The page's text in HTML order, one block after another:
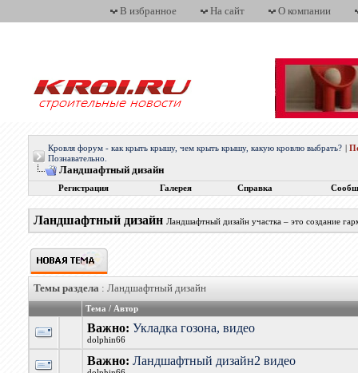
В избранное На сайт О компании
Кровля форум - как крыть крышу, чем крыть крышу, какую кровлю выбрать?
Познавательно.
Ландшафтный дизайн
Регистрация Галерея Справка
Ландшафтный дизайн Ландшафтный дизайн участка – это создание
Темы раздела: Ландшафтный дизайн
Тема / Автор
Важно: Укладка гозона, видео
dolphin66
Важно: Ландшафтный дизайн2 видео